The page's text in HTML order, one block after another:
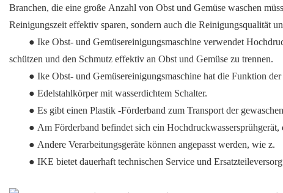
Branchen, die eine große Anzahl von Obst und Gemüse waschen
Reinigungszeit effektiv sparen, sondern auch die Reinigungsqualität
● Ike Obst- und Gemüsereinigungsmaschine verwendet
schützen und den Schmutz effektiv an Obst und Gemüse zu trennen.
● Ike Obst- und Gemüsereinigungsmaschine hat die Funktion
● Edelstahlkörper mit wasserdichtem Schalter.
● Es gibt einen Plastik -Förderband zum Transport der
● Am Förderband befindet sich ein
● Andere Verarbeitungsgeräte können angepasst werden, wie z.
● IKE bietet dauerhaft technischen Service und